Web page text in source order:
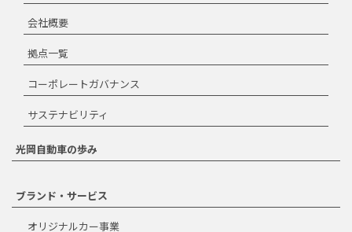
閉じる
会社概要
拠点一覧
コーポレートガバナンス
サステナビリティ
光岡自動車の歩み
ブランド・サービス
オリジナルカー事業